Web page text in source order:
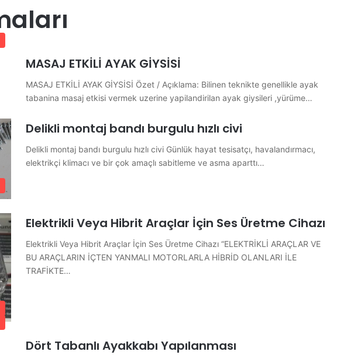
MASAJ ETKİLİ AYAK GİYSİSİ
MASAJ ETKİLİ AYAK GİYSİSİ Özet / Açıklama: Bilinen teknikte genellikle ayak
tabanina masaj etkisi vermek uzerine yapilandirilan ayak giysileri ,yürüme…
Delikli montaj bandı burgulu hızlı civi
Delikli montaj bandı burgulu hızlı civi Günlük hayat tesisatçı, havalandırmacı,
elektrikçi klimacı ve bir çok amaçlı sabitleme ve asma aparttı…
Elektrikli Veya Hibrit Araçlar İçin Ses Üretme Cihazı
Elektrikli Veya Hibrit Araçlar İçin Ses Üretme Cihazı “ELEKTRİKLİ ARAÇLAR VE
BU ARAÇLARIN İÇTEN YANMALI MOTORLARLA HİBRİD OLANLARI İLE
TRAFİKTE…
Dört Tabanlı Ayakkabı Yapılanması